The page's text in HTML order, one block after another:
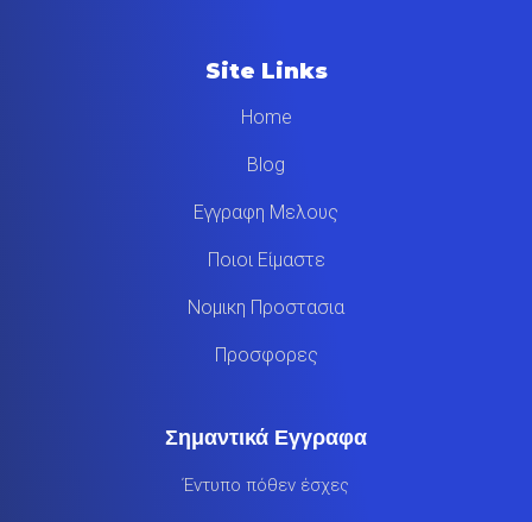
Site Links
Home
Blog
Εγγραφη Μελους
Ποιοι Είμαστε
Νομικη Προστασια
Προσφορες
Σημαντικά Εγγραφα
Έντυπο πόθεν έσχες